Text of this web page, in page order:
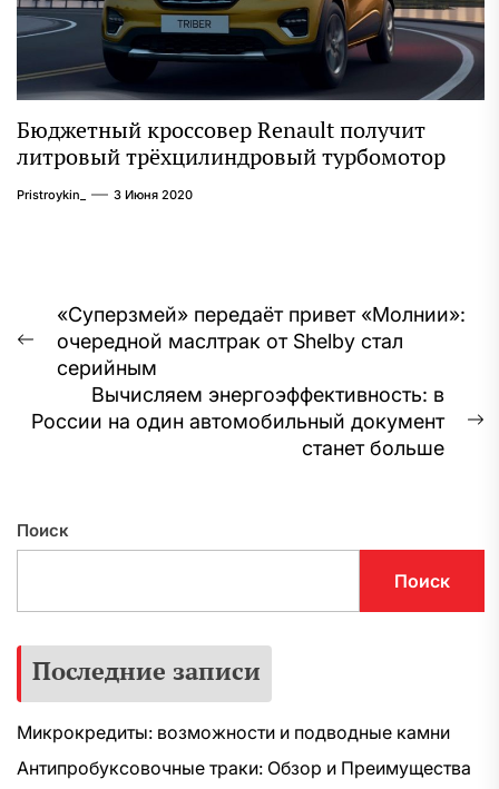
Бюджетный кроссовер Renault получит
литровый трёхцилиндровый турбомотор
Pristroykin_ 3 Июня 2020
Навигация
по
записям
Предыдущая
запись:
«Суперзмей» передаёт привет «Молнии»:
очередной маслтрак от Shelby стал
серийным
Вычисляем энергоэффективность: в
России на один автомобильный документ
станет больше
Поиск
Поиск
Последние записи
Микрокредиты: возможности и подводные камни
Антипробуксовочные траки: Обзор и Преимущества